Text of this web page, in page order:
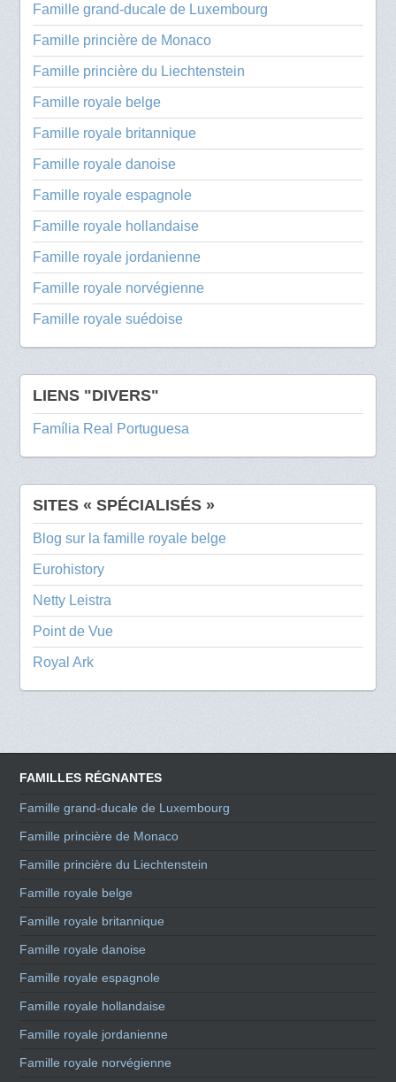
Famille grand-ducale de Luxembourg
Famille princière de Monaco
Famille princière du Liechtenstein
Famille royale belge
Famille royale britannique
Famille royale danoise
Famille royale espagnole
Famille royale hollandaise
Famille royale jordanienne
Famille royale norvégienne
Famille royale suédoise
LIENS "DIVERS"
Família Real Portuguesa
SITES « SPÉCIALISÉS »
Blog sur la famille royale belge
Eurohistory
Netty Leistra
Point de Vue
Royal Ark
FAMILLES RÉGNANTES
Famille grand-ducale de Luxembourg
Famille princière de Monaco
Famille princière du Liechtenstein
Famille royale belge
Famille royale britannique
Famille royale danoise
Famille royale espagnole
Famille royale hollandaise
Famille royale jordanienne
Famille royale norvégienne